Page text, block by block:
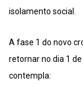
isolamento social.
A fase 1 do novo
retornar no dia 1
contempla: